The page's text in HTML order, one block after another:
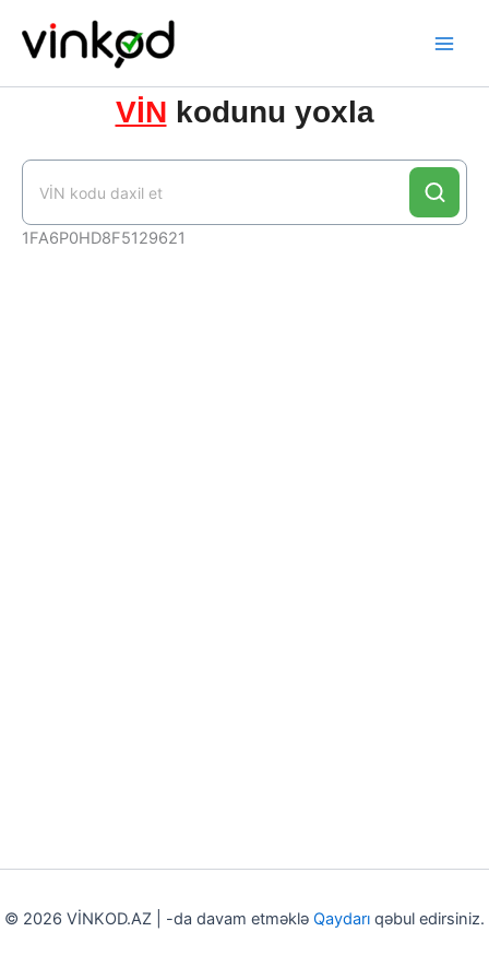
content
VİN kodunu yoxla
1FA6P0HD8F5129621
© 2026 VİNKOD.AZ | -da davam etməklə Qaydarı qəbul edirsiniz.